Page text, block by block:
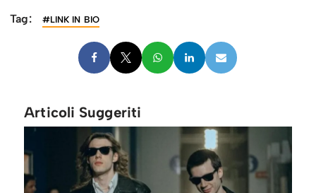
Tag: #LINK IN BIO
Articoli Suggeriti